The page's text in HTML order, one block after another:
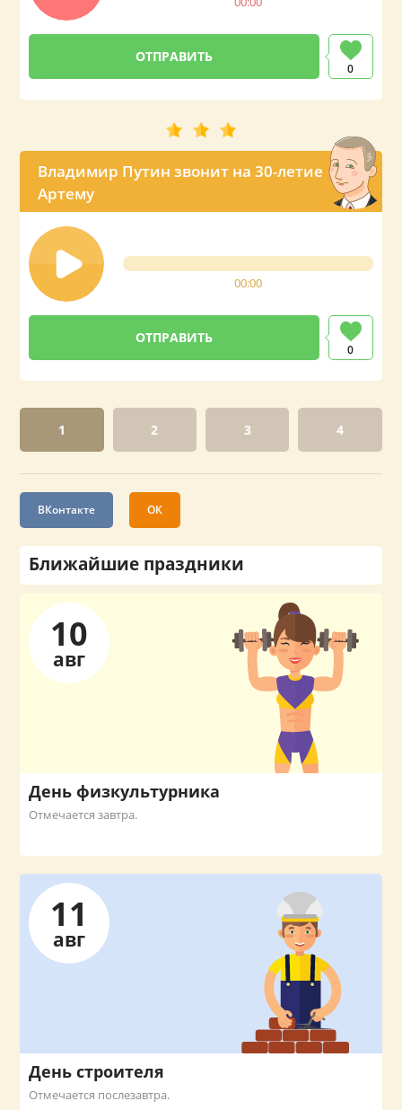
0
Владимир Путин звонит на 30-летие
Артему
00:00
0
1 2 3 4
ВКонтакте ОК
Ближайшие праздники
10
авг
День физкультурника
Отмечается завтра.
11
авг
День строителя
Отмечается послезавтра.